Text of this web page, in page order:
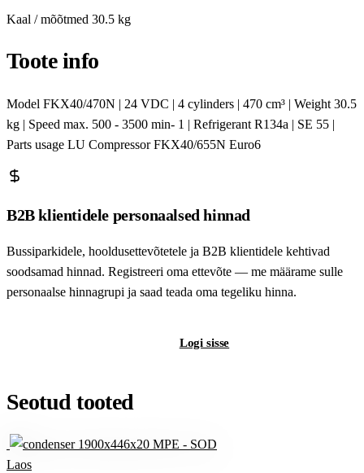
Kaal / mõõtmed 30.5 kg
Toote info
Model FKX40/470N | 24 VDC | 4 cylinders | 470 cm³ | Weight 30.5
kg | Speed max. 500 - 3500 min- 1 | Refrigerant R134a | SE 55 |
Parts usage LU Compressor FKX40/655N Euro6
B2B klientidele personaalsed hinnad
Bussiparkidele, hooldusettevõtetele ja B2B klientidele kehtivad
soodsamad hinnad. Registreeri oma ettevõte — me määrame sulle
personaalse hinnagrupi ja saad teada oma tegeliku hinna.
Logi sisse
Seotud tooted
Laos